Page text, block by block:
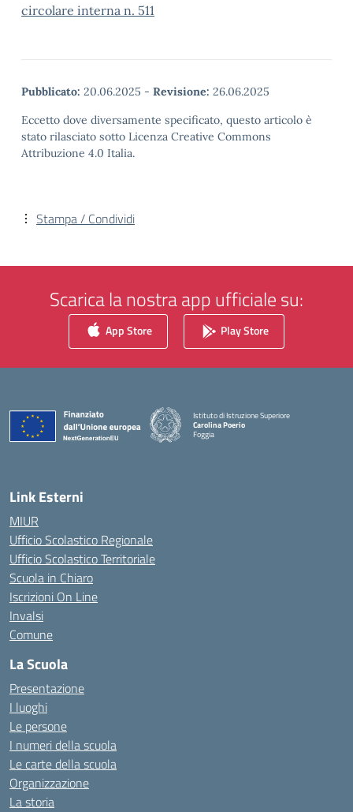
circolare interna n. 511
Pubblicato: 20.06.2025 - Revisione: 26.06.2025
Eccetto dove diversamente specificato, questo articolo è
stato rilasciato sotto Licenza Creative Commons
Attribuzione 4.0 Italia.
Stampa / Condividi
Scarica la nostra app ufficiale su:
App Store Play Store
Istituto di Istruzione Superiore
Carolina Poerio
Foggia
— Visita la pagina iniziale della scuola
Link Esterni
MIUR
Ufficio Scolastico Regionale
Ufficio Scolastico Territoriale
Scuola in Chiaro
Iscrizioni On Line
Invalsi
Comune
La Scuola
Presentazione
I luoghi
Le persone
I numeri della scuola
Le carte della scuola
Organizzazione
La storia